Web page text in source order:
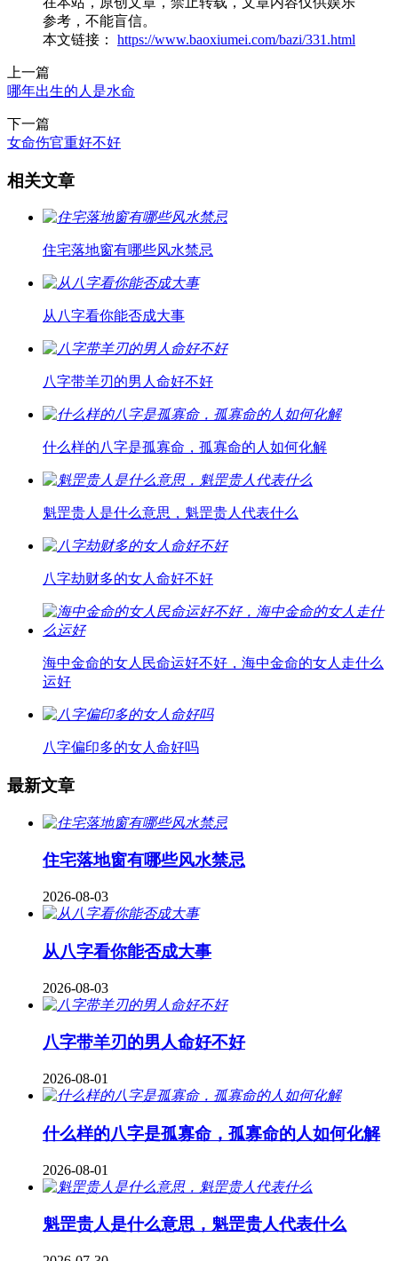
参考，不能盲信。
本文链接： https://www.baoxiumei.com/bazi/331.html
上一篇
哪年出生的人是水命
下一篇
女命伤官重好不好
相关文章
住宅落地窗有哪些风水禁忌
从八字看你能否成大事
八字带羊刃的男人命好不好
什么样的八字是孤寡命，孤寡命的人如何化解
魁罡贵人是什么意思，魁罡贵人代表什么
八字劫财多的女人命好不好
海中金命的女人民命运好不好，海中金命的女人走什么
运好
八字偏印多的女人命好吗
最新文章
住宅落地窗有哪些风水禁忌
2026-08-03
从八字看你能否成大事
2026-08-03
八字带羊刃的男人命好不好
2026-08-01
什么样的八字是孤寡命，孤寡命的人如何化解
2026-08-01
魁罡贵人是什么意思，魁罡贵人代表什么